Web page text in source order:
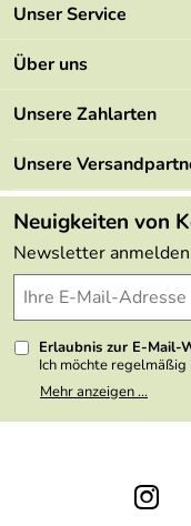
Unser Service
Kontakt
Mehrwertsteuerfrei
Retourenportal
FAQs
Lieferbedingungen
Delivery Terms
Kundenlogin
Über uns
Marken
Angebote
Made in Germany
Themen
Wir über uns
Presse
Unsere Zahlarten
Unsere
Neuigkeiten von
Newsletter
Erlaubnis zur E-Mail-
Ich möchte
Meine E-Mail-Adresse
weitergegeben. Zu
den Link "Abmelden"
Option Newsletter im
Datenschutzerklärung
Mehr anzeigen ...